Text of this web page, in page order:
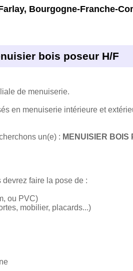
, Bourgogne-Franche-
bois poseur H/F
de menuiserie.
en menuiserie intérieure et
un(e) : MENUISIER BOIS
faire la pose de :
ou PVC)
mobilier, placards...)